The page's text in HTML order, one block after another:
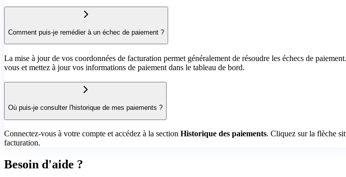
Comment puis-je remédier à un échec de paiement ?
La mise à jour de vos coordonnées de facturation permet généralement de résoudre les échecs de
vous et mettez à jour vos informations de paiement dans le tableau de bord.
Où puis-je consulter l'historique de mes paiements ?
Connectez-vous à votre compte et accédez à la section Historique des paiements. Cliquez sur la flèche
facturation.
Besoin d'aide ?